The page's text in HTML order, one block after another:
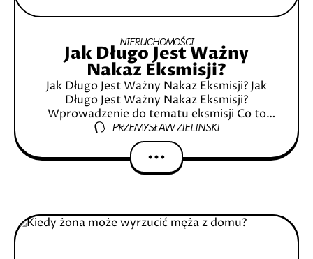
NIERUCHOMOŚCI
Jak Długo Jest Ważny
Nakaz Eksmisji?
Jak Długo Jest Ważny Nakaz Eksmisji? Jak
Długo Jest Ważny Nakaz Eksmisji?
Wprowadzenie do tematu eksmisji Co to
jest eksmisja? Jakie są przyczyny eksmisji?
Czym jest nakaz eksmisji? Definicja i
PRZEMYSŁAW ZIELIŃSKI